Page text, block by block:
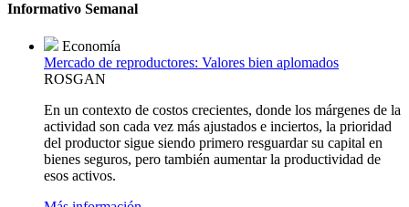
Informativo Semanal
Economía
Mercado de reproductores: Valores bien aplomados
ROSGAN
En un contexto de costos crecientes, donde los márgenes de la
actividad son cada vez más ajustados e inciertos, la prioridad
del productor sigue siendo primero resguardar su capital en
bienes seguros, pero también aumentar la productividad de
esos activos.